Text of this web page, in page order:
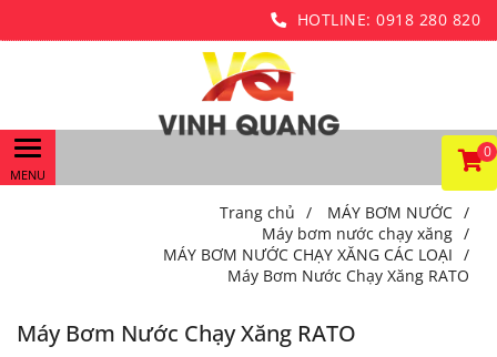
HOTLINE: 0918 280 820
0
Trang chủ / MÁY BƠM NƯỚC /
Máy bơm nước chạy xăng /
MÁY BƠM NƯỚC CHẠY XĂNG CÁC LOẠI /
Máy Bơm Nước Chạy Xăng RATO
Máy Bơm Nước Chạy Xăng RATO